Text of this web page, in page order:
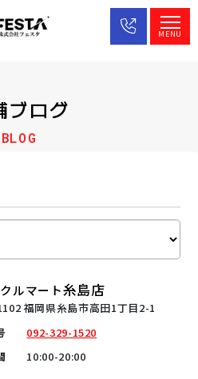
ブログ
BLOG
ルマート糸島店
福岡県糸島市高田1丁目2-1
092-329-1520
10:00-20:00
MENU